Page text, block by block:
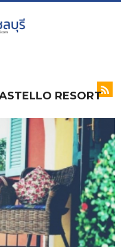
RESORT